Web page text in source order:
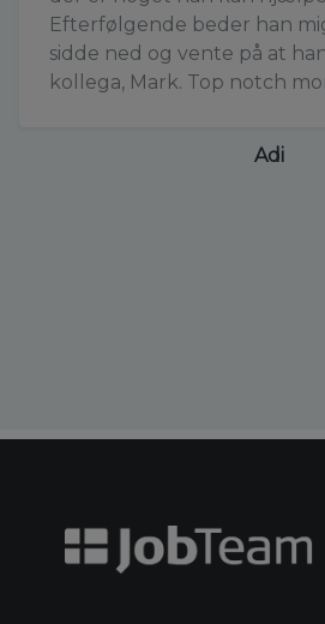
Efterfølgende beder han
sidde ned og vente på at
kollega, Mark. Top notch
Adi